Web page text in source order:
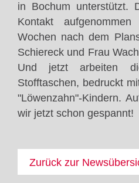
in Bochum unterstützt.
Kontakt
Wochen nach dem
Schiereck und Frau
Und jetzt arbeiten
Stofftaschen, bedruckt
"Löwenzahn"-Kindern.
wir jetzt schon gespannt!
Zurück zur